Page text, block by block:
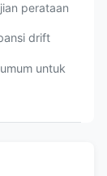
perataan
drift
untuk